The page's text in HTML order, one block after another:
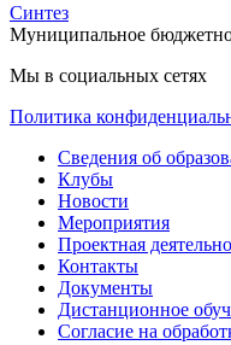
Синтез
Муниципальное
Мы в социальных сетях
Политика
Сведения об
Клубы
Новости
Мероприятия
Проектная
Контакты
Документы
Дистанционное
Согласие на